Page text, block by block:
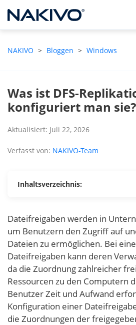
NAKIVO > Bloggen > Windows
Was ist DFS-
konfiguriert man sie?
Aktualisiert: Juli 22, 2026
Verfasst von: NAKIVO-Team
Inhaltsverzeichnis:
Dateifreigaben werden in
um Benutzern den Zugriff auf
Dateien zu ermöglichen. Bei
Dateifreigaben kann deren
da die Zuordnung zahlreicher
Ressourcen zu den Computern
Benutzer Zeit und Aufwand
Konfiguration einer
die Zuordnungen der